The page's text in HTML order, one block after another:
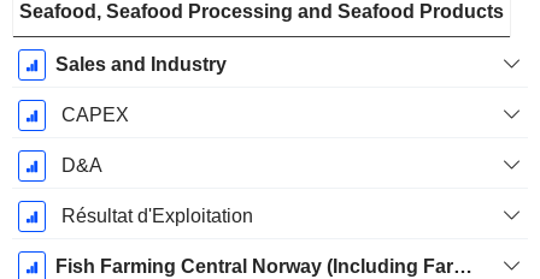
Fiscale:
Décembre
Seafood, Seafood Processing and Seafood Products
Sales and Industry
CAPEX
D&A
Résultat d'Exploitation
Fish Farming Central Norway (Including Farming Rauma)